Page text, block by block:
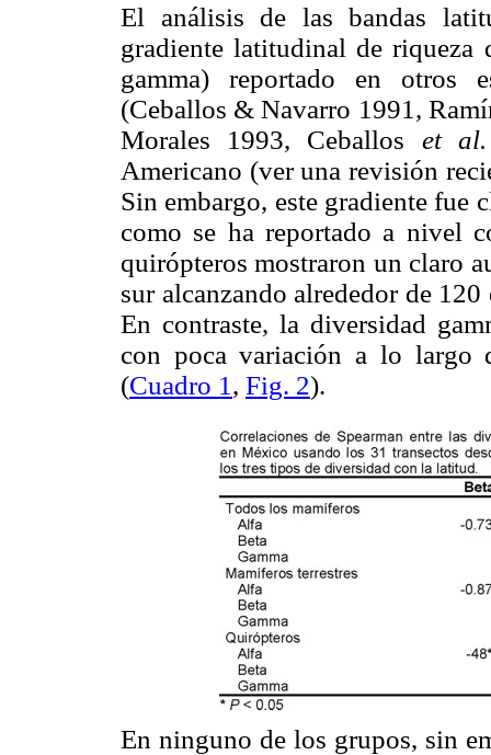
El análisis de las bandas
gradiente latitudinal de riqueza
gamma) reportado en otros
(Ceballos & Navarro 1991,
Morales 1993, Ceballos et al.
Americano (ver una revisión
Sin embargo, este gradiente fue
como se ha reportado a nivel
quirópteros mostraron un claro
sur alcanzando alrededor de
En contraste, la diversidad
con poca variación a lo largo
(Cuadro 1 , Fig. 2).
En ninguno de los grupos, sin